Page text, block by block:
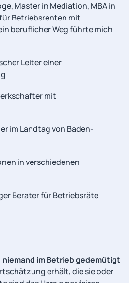
Master in Mediation, MBA in
Betriebsrenten mit
beruflicher Weg führte mich
Leiter einer
mit
im Landtag von Baden-
in verschiedenen
Berater für Betriebsräte
niemand im Betrieb gedemütigt
erhält, die sie oder